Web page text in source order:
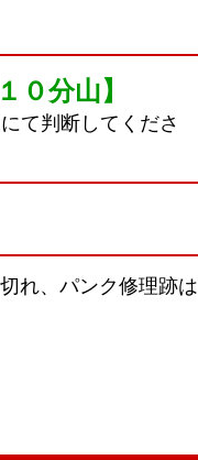
０分山】
て判断してくださ
れ、パンク修理跡は